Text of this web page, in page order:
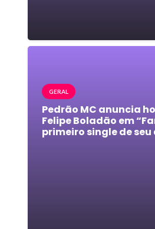
GERAL
Pedrão MC anuncia
Felipe Boladão em
primeiro single de